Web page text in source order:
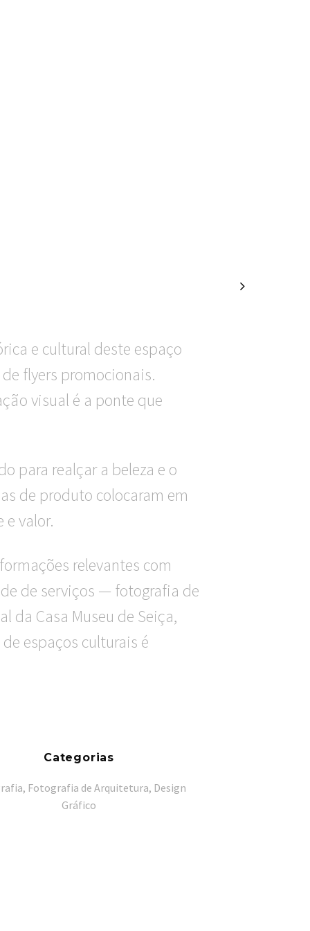

e cultural deste espaço
flyers promocionais.
visual é a ponte que
para realçar a beleza e o
de produto colocaram em
valor.
relevantes com
de serviços — fotografia de
da Casa Museu de Seiça,
espaços culturais é
Categorias
Fotografia de Arquitetura, Design
Gráfico